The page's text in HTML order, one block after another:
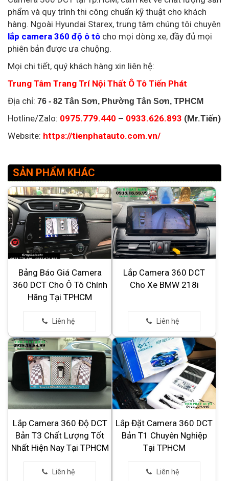
phẩm và quy trình thi công chuẩn kỹ thuật cho khách
hàng. Ngoài Hyundai Starex, trung tâm chúng tôi chuyên
lắp camera 360 độ ô tô cho mọi dòng xe, đầy đủ mọi
phiên bản được ưa chuộng.
Mọi chi tiết, quý khách hàng xin liên hệ:
Trung Tâm Trang Trí Nội Thất Ô Tô Tiến Phát
Địa chỉ: 76 - 82 Tân Sơn, Phường Tân Sơn, TPHCM
Hotline/Zalo: 0975.779.440 – 0933.626.893 (Mr.Tiến)
Website: https://tienphatauto.com.vn/
SẢN PHẨM KHÁC
Bảng Báo Giá Camera
360 DCT Cho Ô Tô Chính
Hãng Tại TPHCM
Lắp Camera 360 DCT
Cho Xe BMW 218i
Lắp Camera 360 Độ DCT
Bản T3 Chất Lượng Tốt
Nhất Hiện Nay Tại TPHCM
Lắp Đặt Camera 360 DCT
Bản T1 Chuyên Nghiệp
Tại TPHCM